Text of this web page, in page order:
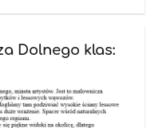
Dolnego klas: